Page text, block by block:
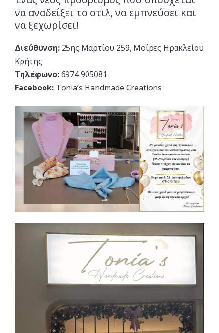
να αναδείξει το στιλ, να εμπνεύσει και
να ξεχωρίσει!
Διεύθυνση: 25ης Μαρτίου 259, Μοίρες Ηρακλείου
Κρήτης
Τηλέφωνο:6974 905081
Facebook: Tonia’s Handmade Creations